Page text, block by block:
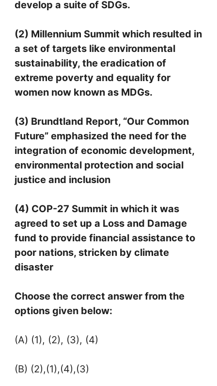
develop a suite of SDGs.
(2) Millennium Summit which resulted in
a set of targets like environmental
sustainability, the eradication of
extreme poverty and equality for
women now known as MDGs.
(3) Brundtland Report, “Our Common
Future” emphasized the need for the
integration of economic development,
environmental protection and social
justice and inclusion
(4) COP-27 Summit in which it was
agreed to set up a Loss and Damage
fund to provide financial assistance to
poor nations, stricken by climate
disaster
Choose the correct answer from the
options given below:
(A) (1), (2), (3), (4)
(B) (2),(1),(4),(3)